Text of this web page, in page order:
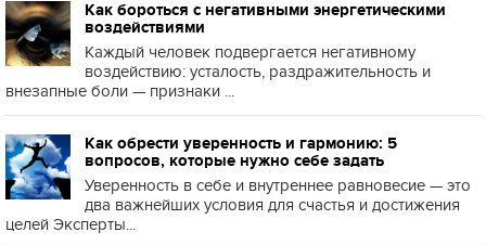
Как бороться с негативными энергетическими
воздействиями
Каждый человек подвергается негативному
воздействию: усталость, раздражительность и
внезапные боли — признаки ...
Как обрести уверенность и гармонию: 5
вопросов, которые нужно себе задать
Уверенность в себе и внутреннее равновесие — это
два важнейших условия для счастья и достижения
целей Эксперты...